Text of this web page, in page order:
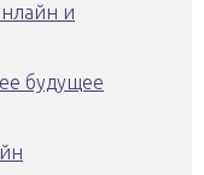
и
будущее